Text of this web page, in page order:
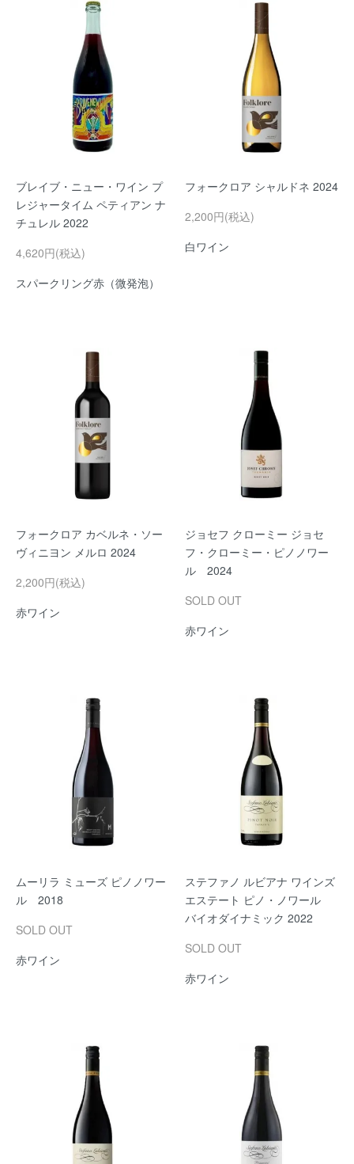
ブレイブ・ニュー・ワイン プ
レジャータイム ペティアン ナ
チュレル 2022
4,620円(税込)
スパークリング赤（微発泡）
フォークロア シャルドネ 2024
2,200円(税込)
白ワイン
フォークロア カベルネ・ソー
ヴィニヨン メルロ 2024
2,200円(税込)
赤ワイン
ジョセフ クローミー ジョセ
フ・クローミー・ピノノワー
ル 2024
SOLD OUT
赤ワイン
ムーリラ ミューズ ピノノワー
ル 2018
SOLD OUT
赤ワイン
ステファノ ルビアナ ワインズ
エステート ピノ・ノワール
バイオダイナミック 2022
SOLD OUT
赤ワイン